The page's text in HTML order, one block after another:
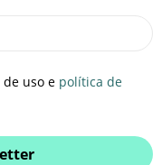
uso e política de